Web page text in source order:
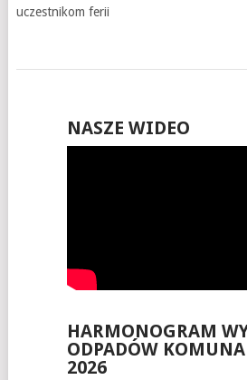
uczestnikom ferii
NASZE WIDEO
HARMONOGRAM
ODPADÓW
2026